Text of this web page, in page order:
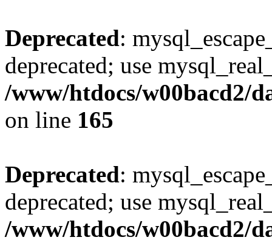
Deprecated:
deprecated; use
/www/htdocs/w00bacd2/
on line 165
Deprecated:
deprecated; use
/www/htdocs/w00bacd2/